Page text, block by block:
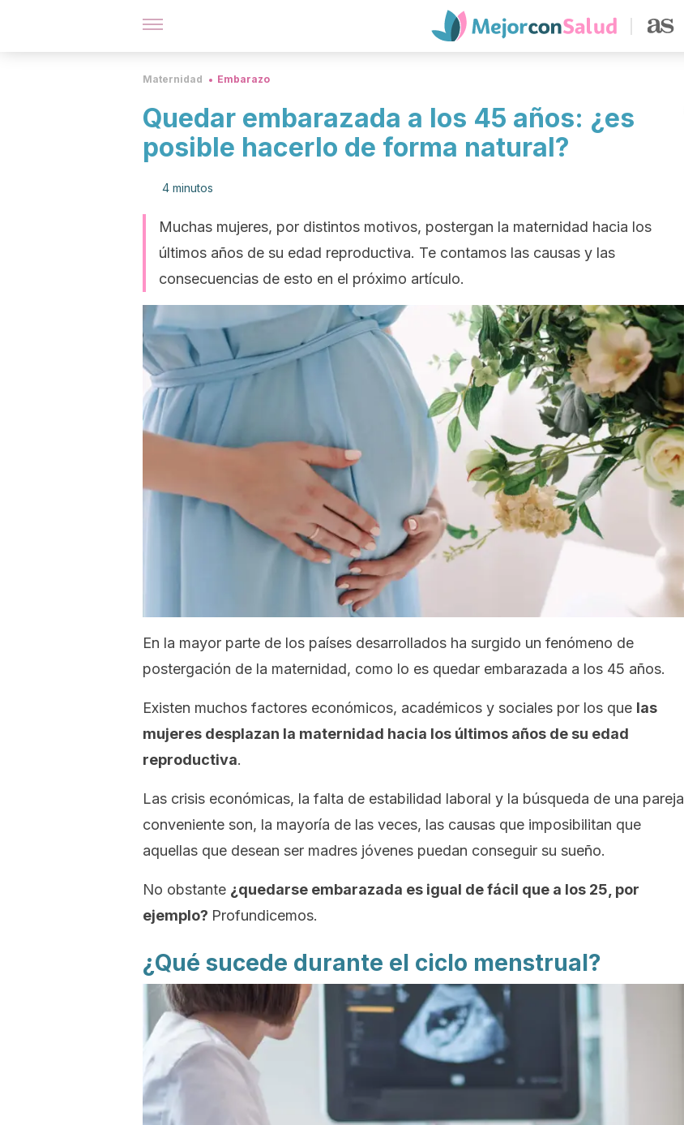
Maternidad Embarazo
Quedar embarazada a los 45 años: ¿es
posible hacerlo de forma natural?
4 minutos
Muchas mujeres, por distintos motivos, postergan la maternidad hacia los
últimos años de su edad reproductiva. Te contamos las causas y las
consecuencias de esto en el próximo artículo.
En la mayor parte de los países desarrollados ha surgido un fenómeno de
postergación de la maternidad, como lo es quedar embarazada a los 45 años.
Existen muchos factores económicos, académicos y sociales por los que las
mujeres desplazan la maternidad hacia los últimos años de su edad
reproductiva.
Las crisis económicas, la falta de estabilidad laboral y la búsqueda de una pareja
conveniente son, la mayoría de las veces, las causas que imposibilitan que
aquellas que desean ser madres jóvenes puedan conseguir su sueño.
No obstante ¿quedarse embarazada es igual de fácil que a los 25, por
ejemplo? Profundicemos.
¿Qué sucede durante el ciclo menstrual?